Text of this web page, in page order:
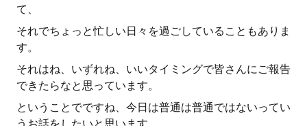
て、
それでちょっと忙しい日々を過ごしていることもありま
す。
それはね、いずれね、いいタイミングで皆さんにご報告
できたらなと思っています。
ということでですね、今日は普通は普通ではないってい